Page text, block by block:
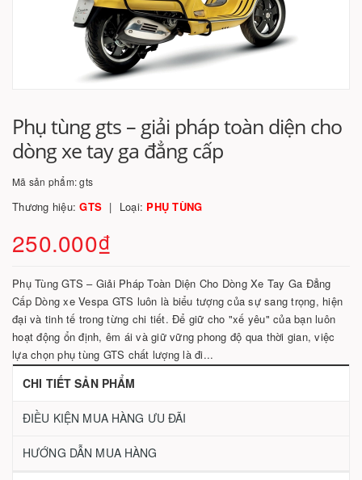
Phụ tùng gts – giải pháp toàn diện cho
dòng xe tay ga đẳng cấp
Mã sản phẩm:gts
Thương hiệu:GTS Loại: PHỤ TÙNG
250.000₫
Phụ Tùng GTS – Giải Pháp Toàn Diện Cho Dòng Xe Tay Ga Đẳng
Cấp Dòng xe Vespa GTS luôn là biểu tượng của sự sang trọng, hiện
đại và tinh tế trong từng chi tiết. Để giữ cho "xế yêu" của bạn luôn
hoạt động ổn định, êm ái và giữ vững phong độ qua thời gian, việc
lựa chọn phụ tùng GTS chất lượng là đi...
CHI TIẾT SẢN PHẨM
ĐIỀU KIỆN MUA HÀNG ƯU ĐÃI
HƯỚNG DẪN MUA HÀNG